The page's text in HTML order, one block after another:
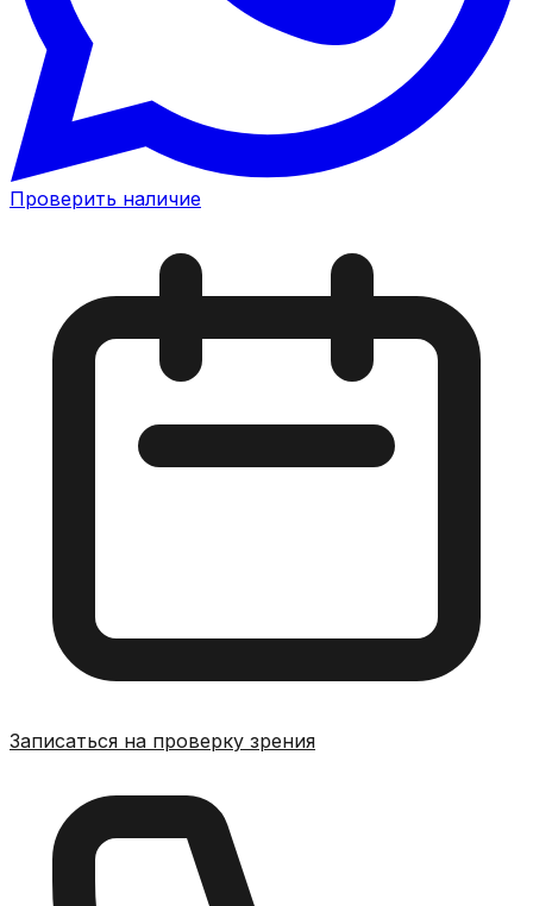
Проверить наличие
Записаться на проверку зрения